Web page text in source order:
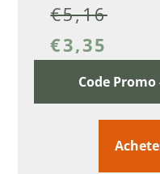
€5,16
€3,35
Code Promo